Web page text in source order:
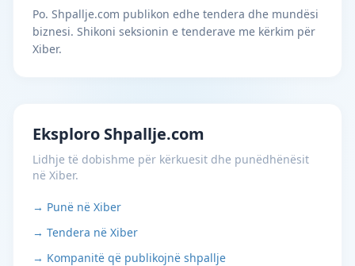
Po. Shpallje.com publikon edhe tendera dhe mundësi
biznesi. Shikoni seksionin e tenderave me kërkim për
Xiber.
Eksploro Shpallje.com
Lidhje të dobishme për kërkuesit dhe punëdhënësit
në Xiber.
→ Punë në Xiber
→ Tendera në Xiber
→ Kompanitë që publikojnë shpallje